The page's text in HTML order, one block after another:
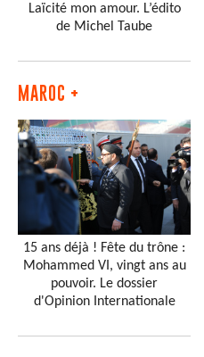
Laïcité mon amour. L’édito
de Michel Taube
MAROC +
15 ans déjà ! Fête du trône :
Mohammed VI, vingt ans au
pouvoir. Le dossier
d'Opinion Internationale